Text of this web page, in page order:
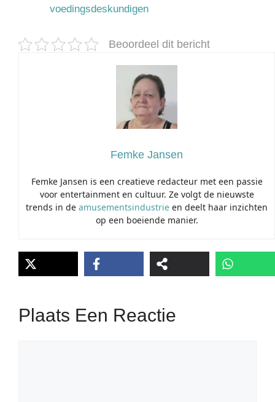
voedingsdeskundigen
Beoordeel dit bericht
Femke Jansen
Femke Jansen is een creatieve redacteur met een passie
voor entertainment en cultuur. Ze volgt de nieuwste
trends in de amusementsindustrie en deelt haar inzichten
op een boeiende manier.
Plaats Een Reactie